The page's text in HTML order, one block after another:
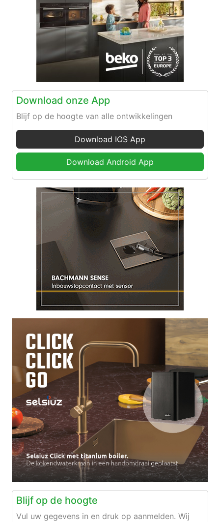
Download onze App
Blijf op de hoogte van alle ontwikkelingen
Download IOS App
Download Android App
Blijf op de hoogte
Vul uw gegevens in en druk op aanmelden. Wij